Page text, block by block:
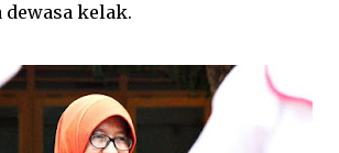
kelak.